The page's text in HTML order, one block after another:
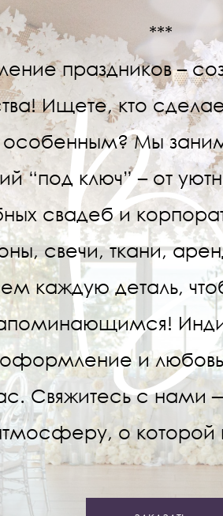
***
праздников –
Ищете, кто
особенным? Мы
“под ключ” – от
свадеб и
свечи, ткани,
каждую деталь,
и любовь
Свяжитесь с
о которой